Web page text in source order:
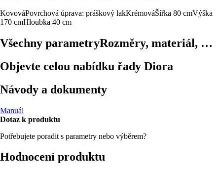
KovováPovrchová úprava: práškový lakKrémováŠířka 80 cmVýška
170 cmHloubka 40 cm
Všechny parametryRozměry, materiál, …
Objevte celou nabídku řady Diora
Návody a dokumenty
Manuál
Dotaz k produktu
Potřebujete poradit s parametry nebo výběrem?
Hodnocení produktu